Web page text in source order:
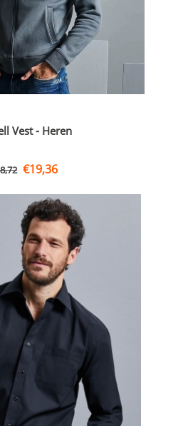
Vest - Heren
€19,36